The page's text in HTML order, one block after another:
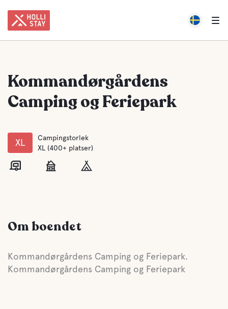
Kommandørgårdens
Camping og Feriepark
XL
Campingstorlek
XL (400+ platser)
Om boendet
Kommandørgårdens Camping og Feriepark.
Kommandørgårdens Camping og Feriepark